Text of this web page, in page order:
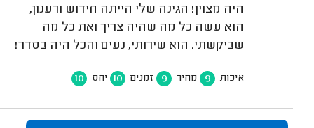
היה מצוין! הגינה שלי הייתה חידוש ורענון,
הוא עשה כל מה שהיה צריך ואת כל מה
שביקשתי. הוא שירותי, נעים והכל היה בסדר!
איכות 9 מחיר 9 זמנים 10 יחס 10